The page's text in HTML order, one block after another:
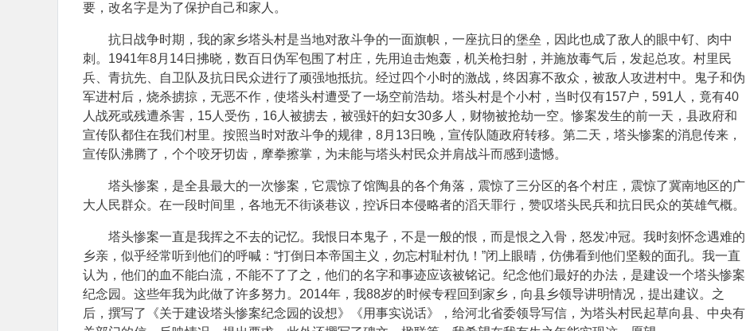
要，改名字是为了保护自己和家人。
抗日战争时期，我的家乡塔头村是当地对敌斗争的一面旗帜，一座抗日的堡垒，因此也成了敌人的眼中钌、肉中
刺。1941年8月14日拂晓，数百日伪军包围了村庄，先用迫击炮轰，机关枪扫射，并施放毒气后，发起总攻。村里民
兵、青抗先、自卫队及抗日民众进行了顽强地抵抗。经过四个小时的激战，终因寡不敌众，被敌人攻进村中。鬼子和伪
军进村后，烧杀掳掠，无恶不作，使塔头村遭受了一场空前浩劫。塔头村是个小村，当时仅有157户，591人，竟有40
人战死或残遭杀害，15人受伤，16人被掳去，被强奸的妇女30多人，财物被抢劫一空。惨案发生的前一天，县政府和
宣传队都住在我们村里。按照当时对敌斗争的规律，8月13日晚，宣传队随政府转移。第二天，塔头惨案的消息传来，
宣传队沸腾了，个个咬牙切齿，摩拳擦掌，为未能与塔头村民众并肩战斗而感到遗憾。
塔头惨案，是全县最大的一次惨案，它震惊了馆陶县的各个角落，震惊了三分区的各个村庄，震惊了冀南地区的广
大人民群众。在一段时间里，各地无不街谈巷议，控诉日本侵略者的滔天罪行，赞叹塔头民兵和抗日民众的英雄气概。
塔头惨案一直是我挥之不去的记忆。我恨日本鬼子，不是一般的恨，而是恨之入骨，怒发冲冠。我时刻怀念遇难的
乡亲，似乎经常听到他们的呼喊：“打倒日本帝国主义，勿忘村耻村仇！”闭上眼晴，仿佛看到他们坚毅的面孔。我一直
认为，他们的血不能白流，不能不了了之，他们的名字和事迹应该被铭记。纪念他们最好的办法，是建设一个塔头惨案
纪念园。这些年我为此做了许多努力。2014年，我88岁的时候专程回到家乡，向县乡领导讲明情况，提出建议。之
后，撰写了《关于建设塔头惨案纪念园的设想》《用事实说话》，给河北省委领导写信，为塔头村民起草向县、中央有